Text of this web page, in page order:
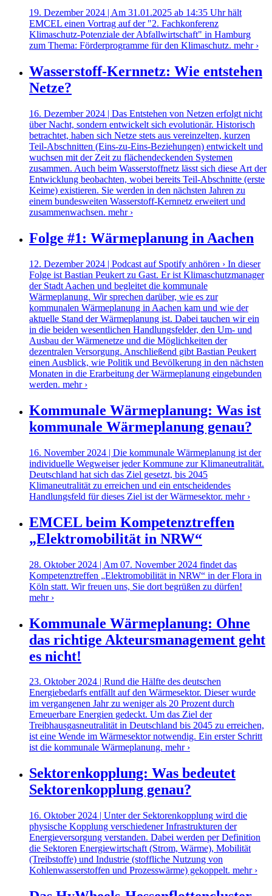
19. Dezember 2024 | Am 31.01.2025 ab 14:35 Uhr hält
EMCEL einen Vortrag auf der "2. Fachkonferenz
Klimaschutz-Potenziale der Abfallwirtschaft" in Hamburg
zum Thema: Förderprogramme für den Klimaschutz. mehr ›
Wasserstoff-Kernnetz: Wie entstehen
Netze?
16. Dezember 2024 | Das Entstehen von Netzen erfolgt nicht
über Nacht, sondern entwickelt sich evolutionär. Historisch
betrachtet, haben sich Netze stets aus vereinzelten, kurzen
Teil-Abschnitten (Eins-zu-Eins-Beziehungen) entwickelt und
wuchsen mit der Zeit zu flächendeckenden Systemen
zusammen. Auch beim Wasserstoffnetz lässt sich diese Art der
Entwicklung beobachten, wobei bereits Teil-Abschnitte (erste
Keime) existieren. Sie werden in den nächsten Jahren zu
einem bundesweiten Wasserstoff-Kernnetz erweitert und
zusammenwachsen. mehr ›
Folge #1: Wärmeplanung in Aachen
12. Dezember 2024 | Podcast auf Spotify anhören › In dieser
Folge ist Bastian Peukert zu Gast. Er ist Klimaschutzmanager
der Stadt Aachen und begleitet die kommunale
Wärmeplanung. Wir sprechen darüber, wie es zur
kommunalen Wärmeplanung in Aachen kam und wie der
aktuelle Stand der Wärmeplanung ist. Dabei tauchen wir ein
in die beiden wesentlichen Handlungsfelder, den Um- und
Ausbau der Wärmenetze und die Möglichkeiten der
dezentralen Versorgung. Anschließend gibt Bastian Peukert
einen Ausblick, wie Politik und Bevölkerung in den nächsten
Monaten in die Erarbeitung der Wärmeplanung eingebunden
werden. mehr ›
Kommunale Wärmeplanung: Was ist
kommunale Wärmeplanung genau?
16. November 2024 | Die kommunale Wärmeplanung ist der
individuelle Wegweiser jeder Kommune zur Klimaneutralität.
Deutschland hat sich das Ziel gesetzt, bis 2045
Klimaneutralität zu erreichen und ein entscheidendes
Handlungsfeld für dieses Ziel ist der Wärmesektor. mehr ›
EMCEL beim Kompetenztreffen
„Elektromobilität in NRW“
28. Oktober 2024 | Am 07. November 2024 findet das
Kompetenztreffen „Elektromobilität in NRW“ in der Flora in
Köln statt. Wir freuen uns, Sie dort begrüßen zu dürfen!
mehr ›
Kommunale Wärmeplanung: Ohne
das richtige Akteursmanagement geht
es nicht!
23. Oktober 2024 | Rund die Hälfte des deutschen
Energiebedarfs entfällt auf den Wärmesektor. Dieser wurde
im vergangenen Jahr zu weniger als 20 Prozent durch
Erneuerbare Energien gedeckt. Um das Ziel der
Treibhausgasneutralität in Deutschland bis 2045 zu erreichen,
ist eine Wende im Wärmesektor notwendig. Ein erster Schritt
ist die kommunale Wärmeplanung. mehr ›
Sektorenkopplung: Was bedeutet
Sektorenkopplung genau?
16. Oktober 2024 | Unter der Sektorenkopplung wird die
physische Kopplung verschiedener Infrastrukturen der
Energieversorgung verstanden. Dabei werden per Definition
die Sektoren Energiewirtschaft (Strom, Wärme), Mobilität
(Treibstoffe) und Industrie (stoffliche Nutzung von
Kohlenwasserstoffen und Prozesswärme) gekoppelt. mehr ›